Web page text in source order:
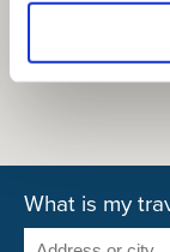
What is my